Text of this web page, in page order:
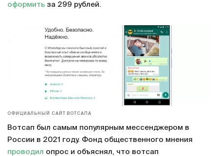
оформить за 299 рублей.
ОФИЦИАЛЬНЫЙ САЙТ ВОТСАПА
Вотсап был самым популярным мессенджером в
России в 2021 году. Фонд общественного мнения
проводил опрос и объяснял, что вотсап